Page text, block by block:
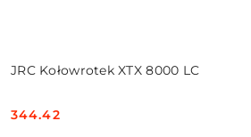
JRC Kołowrotek XTX 8000 LC
Cena:
344.42